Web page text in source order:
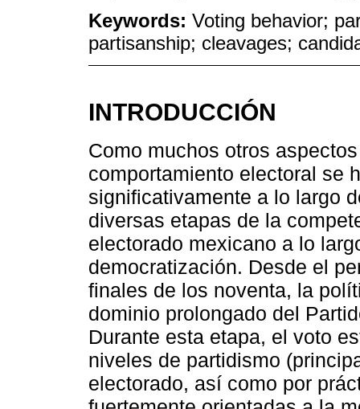
Keywords: Voting behavior;
partisanship; cleavages;
INTRODUCCIÓN
Como muchos otros
comportamiento electoral se
significativamente a lo largo
diversas etapas de la
electorado mexicano a lo
democratización. Desde el
finales de los noventa, la
dominio prolongado del
Durante esta etapa, el voto
niveles de partidismo
electorado, así como por